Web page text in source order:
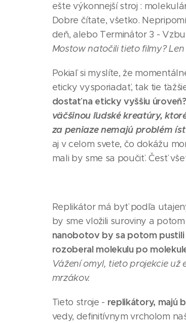
ešte výkonnejší stroj :
Dobre čítate, všetko.
deň, alebo Terminátor 3 -
Mostow natočili tieto filmy?
Pokiaľ si myslíte, že
eticky vysporiadať, tak tie
dostať na eticky vyššiu úroveň?
väčšinou ľudské kreatúry,
za peniaze nemajú problém
aj v celom svete, čo dokážu
mali by sme sa poučiť. Česť
Replikátor má byť podľa
by sme vložili suroviny a
nanobotov by sa potom
rozoberal molekulu po
Vážení omyl, tieto projekcie
mrzákov.
Tieto stroje - replikátory, majú
vedy, definitívnym vrcholom